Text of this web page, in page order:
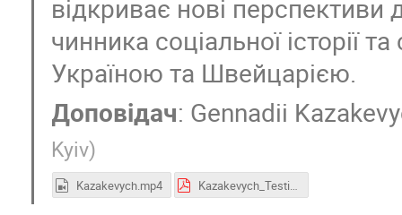
відкриває нові
чинника соціальної історії
Україною та Швейцарією.
Доповідач: Gennadii
Kyiv)
Kazakevych.mp4 Kazakevych_Testing utopia .pptx (1).pdf